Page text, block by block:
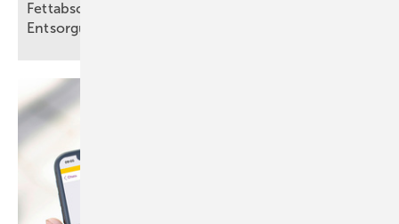
Fettabscheider mit separatem
Entsorgungsschacht